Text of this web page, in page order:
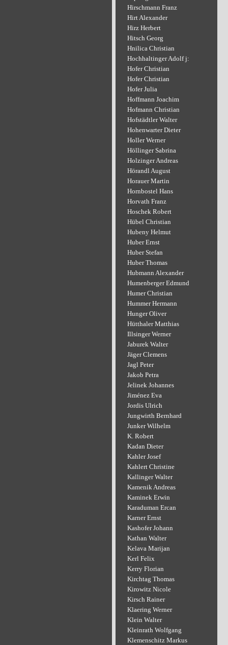
Hirschmann Franz
Hirt Alexander
Hirz Herbert
Hitsch Georg
Hnilica Christian
Hochhaltinger Adolf j:
Hofer Christian
Hofer Christian
Hofer Julia
Hoffmann Joachim
Hofmann Christian
Hofstädtler Walter
Hohenwarter Dieter
Holler Werner
Höllinger Sabrina
Holzinger Andreas
Hörandl August
Horauer Martin
Hornbostel Hans
Horvath Franz
Hoschek Robert
Hübel Christian
Hubeny Helmut
Huber Ernst
Huber Stefan
Huber Thomas
Hubmann Alexander
Humenberger Edmund
Humer Christian
Hummer Hermann
Hunger Oliver
Hütthaler Matthias
Illsinger Werner
Jaburek Walter
Jäger Clemens
Jagl Peter
Jakob Petra
Jelinek Johannes
Jiménez Eva
Jordis Ulrich
Jungwirth Bernhard
Junker Wilhelm
K. Robert
Kadan Dieter
Kahler Josef
Kahlert Christine
Kallinger Walter
Kamenik Andreas
Kaminek Erwin
Karaduman Ercan
Karner Ernst
Kashofer Johann
Kathan Walter
Kelava Marijan
Kerl Felix
Kerry Florian
Kirchtag Thomas
Kirowitz Nicole
Kirsch Rainer
Klaering Werner
Klein Walter
Kleinrath Wolfgang
Klemenschitz Markus